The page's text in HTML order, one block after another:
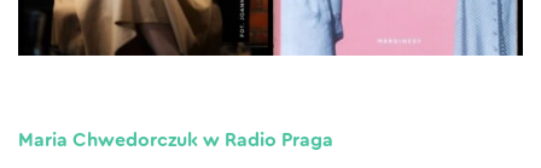
Maria Chwedorczuk w Radio Praga